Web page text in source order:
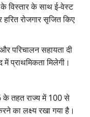
विस्तार के साथ ई-वेस्ट
रोजगार सृजित किए
परिचालन सहायता दी
प्राथमिकता मिलेगी।
के तहत राज्य में100से
का लक्ष्य रखा गया है।